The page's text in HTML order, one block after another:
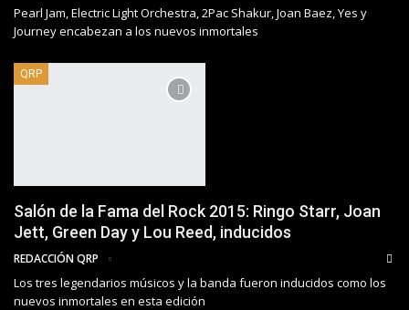
Pearl Jam, Electric Light Orchestra, 2Pac Shakur, Joan Baez, Yes y
Journey encabezan a los nuevos inmortales
QRP
Salón de la Fama del Rock 2015: Ringo Starr, Joan
Jett, Green Day y Lou Reed, inducidos
REDACCIÓN QRP
Los tres legendarios músicos y la banda fueron inducidos como los
nuevos inmortales en esta edición